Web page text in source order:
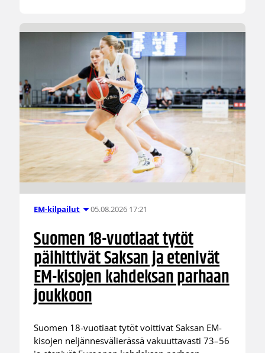
EM-kilpailut 05.08.2026 17:21
Suomen 18-vuotiaat tytöt
päihittivät Saksan ja etenivät
EM-kisojen kahdeksan parhaan
joukkoon
Suomen 18-vuotiaat tytöt voittivat Saksan EM-
kisojen neljännesvälierässä vakuuttavasti 73–56